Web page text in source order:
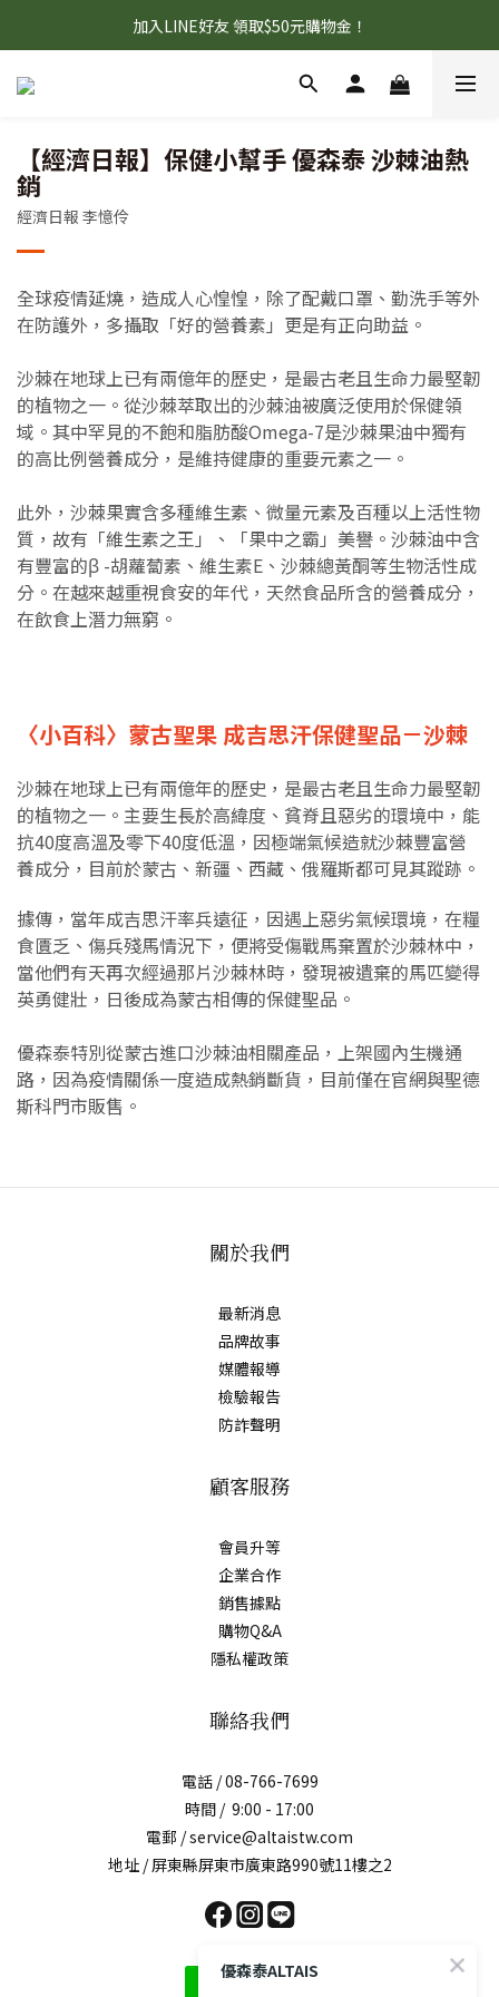
首購95折+免運，滿額贈『旅行壓縮收納袋』數量有限 送完為止！
加入LINE好友 領取$50元購物金！
首購95折+免運，滿額贈『旅行壓縮收納袋』數量有限 送完為止！
【經濟日報】保健小幫手 優森泰 沙棘油熱
銷
經濟日報 李憶伶
全球疫情延燒，造成人心惶惶，除了配戴口罩、勤洗手等外
在防護外，多攝取「好的營養素」更是有正向助益。
沙棘在地球上已有兩億年的歷史，是最古老且生命力最堅韌
的植物之一。從沙棘萃取出的沙棘油被廣泛使用於保健領
域。其中罕見的不飽和脂肪酸Omega-7是沙棘果油中獨有
的高比例營養成分，是維持健康的重要元素之一。
此外，沙棘果實含多種維生素、微量元素及百種以上活性物
質，故有「維生素之王」、「果中之霸」美譽。沙棘油中含
有豐富的β -胡蘿蔔素、維生素E、沙棘總黃酮等生物活性成
分。在越來越重視食安的年代，天然食品所含的營養成分，
在飲食上潛力無窮。
〈小百科〉蒙古聖果 成吉思汗保健聖品－沙棘
沙棘在地球上已有兩億年的歷史，是最古老且生命力最堅韌
的植物之一。主要生長於高緯度、貧脊且惡劣的環境中，能
抗40度高溫及零下40度低溫，因極端氣候造就沙棘豐富營
養成分，目前於蒙古、新疆、西藏、俄羅斯都可見其蹤跡。
據傳，當年成吉思汗率兵遠征，因遇上惡劣氣候環境，在糧
食匱乏、傷兵殘馬情況下，便將受傷戰馬棄置於沙棘林中，
當他們有天再次經過那片沙棘林時，發現被遺棄的馬匹變得
英勇健壯，日後成為蒙古相傳的保健聖品。
優森泰特別從蒙古進口沙棘油相關產品，上架國內生機通
路，因為疫情關係一度造成熱銷斷貨，目前僅在官網與聖德
斯科門市販售。
關於我們
最新消息
品牌故事
媒體報導
檢驗報告
防詐聲明
顧客服務
會員升等
企業合作
銷售據點
購物Q&A
隱私權政策
聯絡我們
電話 / 08-766-7699
時間 / 9:00 - 17:00
電郵 / service@altaistw.com
地址 / 屏東縣屏東市廣東路990號11樓之2
優森泰ALTAIS